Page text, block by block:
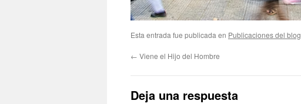
Esta entrada fue publicada en Publicaciones del blog
← Viene el Hijo del Hombre
Deja una respuesta